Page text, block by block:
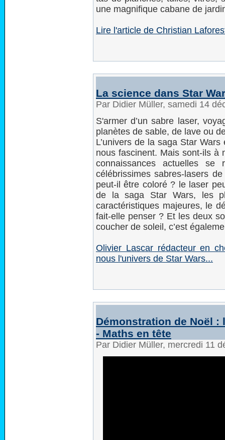
une magnifique cabane de
Lire l'article de Christian
La science dans Star
Par Didier Müller, samedi 14
S'armer d’un sabre laser,
planètes de sable, de lave ou
L’univers de la saga Star
nous fascinent. Mais sont-ils à
connaissances actuelles
célébrissimes sabres-lasers
peut-il être coloré ? le laser
de la saga Star Wars, les
caractéristiques majeures, le
fait-elle penser ? Et les deux
coucher de soleil, c’est
Olivier Lascar rédacteur en
nous l'univers de Star Wars...
Démonstration de Noël
- Maths en tête
Par Didier Müller, mercredi 11